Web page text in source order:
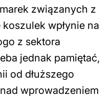
związanych z
wpłynie na
z sektora
jednak pamiętać,
od dłuższego
wprowadzeniem